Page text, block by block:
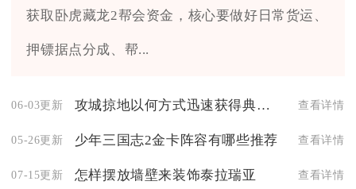
获取卧虎藏龙2帮会资金，核心要做好日常货运、
押镖据点分成、帮...
06-03更新 攻城掠地以何方式迅速获得典韦抢占城区 查看详情
05-26更新 少年三国志2金卡阵容有哪些推荐 查看详情
07-15更新 怎样摆放墙壁来装饰泰拉瑞亚 查看详情